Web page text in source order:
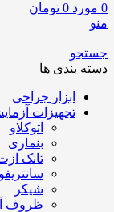
0 مورد 0 تومان
منو
جستجو
دسته بندی ها
ابزار جراحی
تجهیزات
اتوکلاو
بنماری
تانک
شیکر
ظروف